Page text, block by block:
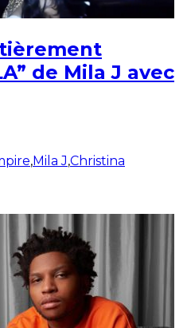
de Mila J avec
,Mila J,Christina